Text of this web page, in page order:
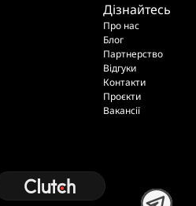
Дізнайтесь
Про нас
Блог
Партнерство
Відгуки
Контакти
Проєкти
Вакансії